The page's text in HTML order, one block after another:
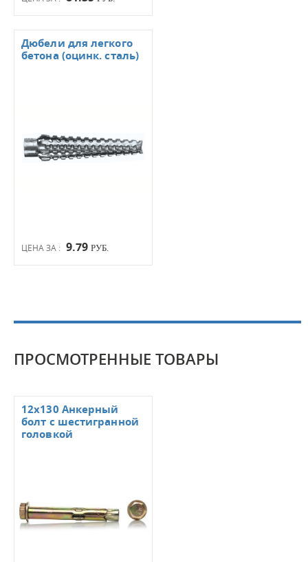
ЦЕНА ЗА : 9.79 РУБ.
Дюбели для легкого
бетона (оцинк. сталь)
ПРОСМОТРЕННЫЕ ТОВАРЫ
12х130 Анкерный
болт с шестигранной
головкой